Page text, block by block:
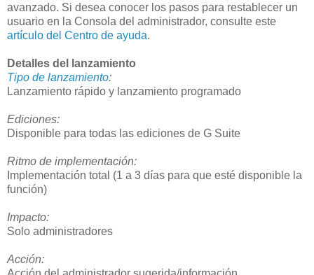
avanzado. Si desea conocer los pasos para restablecer un
usuario en la Consola del administrador, consulte este
artículo del Centro de ayuda.
Detalles del lanzamiento
Tipo de lanzamiento:
Lanzamiento rápido y lanzamiento programado
Ediciones:
Disponible para todas las ediciones de G Suite
Ritmo de implementación:
Implementación total (1 a 3 días para que esté disponible la
función)
Impacto:
Solo administradores
Acción: